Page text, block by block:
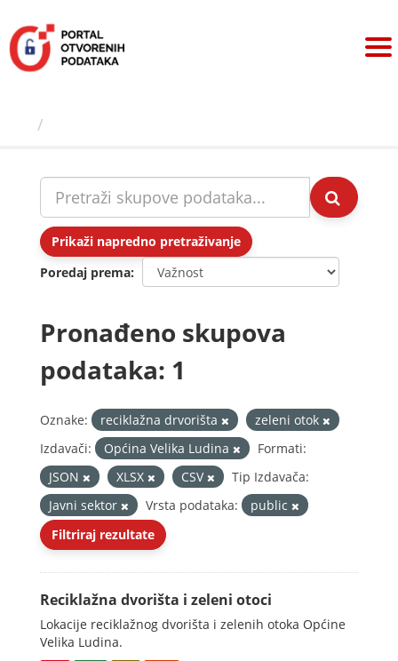
sadržaj
Prikaži napredno pretraživanje
Poredaj prema
Pronađeno skupova
podataka: 1
Oznake: reciklažna drvorišta
zeleni otok
Izdavači:
Općina Velika Ludina
Formati:
JSON
XLSX CSV
Tip Izdavača:
Javni sektor
Vrsta podataka:
public
Filtriraj rezultate
Reciklažna dvorišta i zeleni otoci
Lokacije reciklažnog dvorišta i zelenih otoka Općine
Velika Ludina.